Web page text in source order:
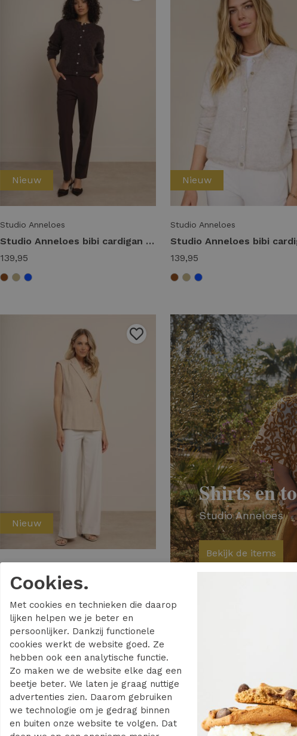
Nieuw
Studio Anneloes
Studio Anneloes bibi cardigan 91545 Vest 8700 espresso
139,95
Nieuw
Studio Anneloes
139,95
Nieuw
149,95
Shirts en
Studio Anneloes
Bekijk de items
Cookies.
Met cookies en technieken die daarop
lijken helpen we je beter en
persoonlijker. Dankzij functionele
cookies werkt de website goed. Ze
hebben ook een analytische functie.
Zo maken we de website elke dag een
beetje beter. We laten je graag nuttige
advertenties zien. Daarom gebruiken
we technologie om je gedrag binnen
en buiten onze website te volgen. Dat